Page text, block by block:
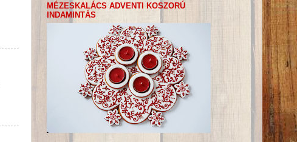
MÉZESKALÁCS ADVENTI KOSZORÚ
INDAMINTÁS